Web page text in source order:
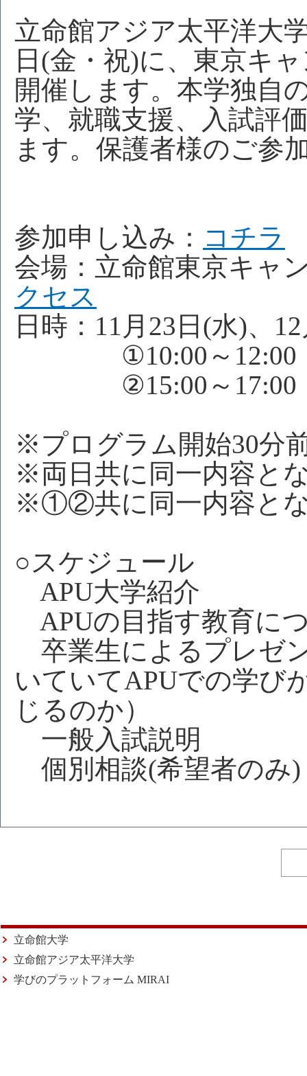
立命館アジア太平洋大
日(金・祝)に、東京キ
開催します。本学独自
学、就職支援、入試評
ます。保護者様のご参
参加申し込み： コチラ
会場：立命館東京キ
クセス
日時：11月23日(水)、
①10:00～12:00
②15:00～17:00
※プログラム開始30分
※両日共に同一内容と
※①②共に同一内容と
○スケジュール
APU大学紹介
APUの目指す教育
卒業生によるプレゼ
いていてAPUでの学び
じるのか）
一般入試説明
個別相談(希望者のみ)
立命館大学
立命館アジア太平洋大学
学びのプラットフォーム MIRAI